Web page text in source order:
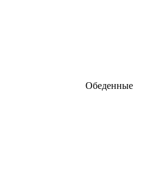
Обеденные